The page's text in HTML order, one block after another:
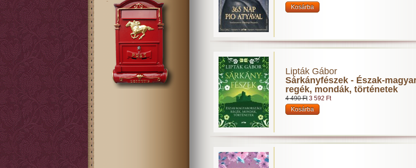
Lipták Gábor
Sárkányfészek - Észak-
regék, mondák, történetek
4 490 Ft 3 592 Ft